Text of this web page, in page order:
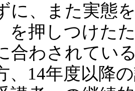
に、また実態
を押しつけた
合わされてい
14年度以降